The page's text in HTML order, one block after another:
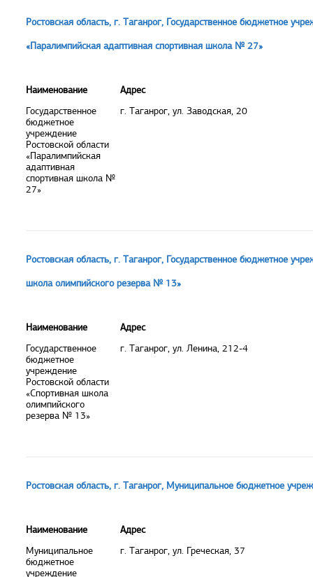
Ростовская область, г. Таганрог, Государственное бюджетное
«Паралимпийская адаптивная спортивная школа № 27»
Наименование
Государственное
бюджетное
учреждение
Ростовской области
«Паралимпийская
адаптивная
спортивная школа №
27»
Адрес
г. Таганрог, ул. Заводская, 20
Ростовская область, г. Таганрог, Государственное бюджетное
школа олимпийского резерва № 13»
Наименование
Государственное
бюджетное
учреждение
Ростовской области
«Спортивная школа
олимпийского
резерва № 13»
Адрес
г. Таганрог, ул. Ленина, 212-4
Ростовская область, г. Таганрог, Муниципальное бюджетное
Наименование
Муниципальное
бюджетное
учреждение
Адрес
г. Таганрог, ул. Греческая, 37